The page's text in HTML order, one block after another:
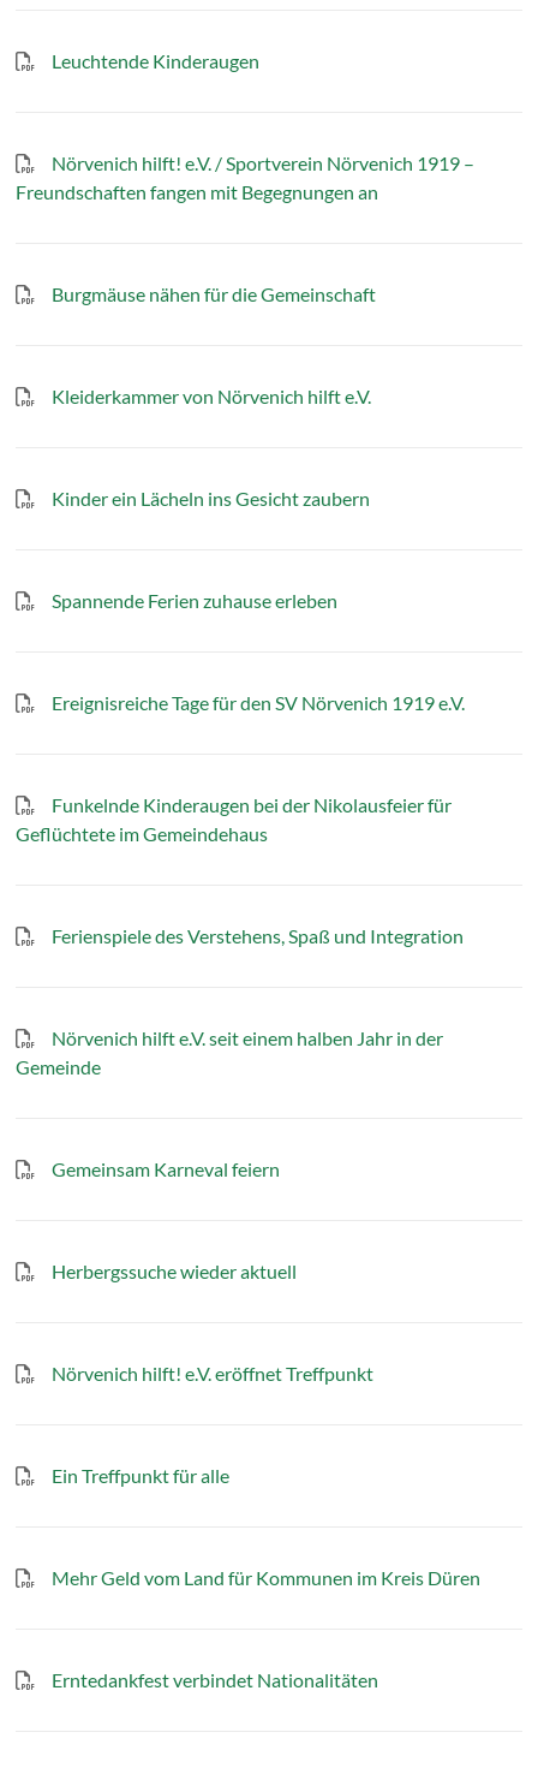
Leuchtende Kinderaugen
Nörvenich hilft! e.V. / Sportverein Nörvenich 1919 –
Freundschaften fangen mit Begegnungen an
Burgmäuse nähen für die Gemeinschaft
Kleiderkammer von Nörvenich hilft e.V.
Kinder ein Lächeln ins Gesicht zaubern
Spannende Ferien zuhause erleben
Ereignisreiche Tage für den SV Nörvenich 1919 e.V.
Funkelnde Kinderaugen bei der Nikolausfeier für
Geflüchtete im Gemeindehaus
Ferienspiele des Verstehens, Spaß und Integration
Nörvenich hilft e.V. seit einem halben Jahr in der
Gemeinde
Gemeinsam Karneval feiern
Herbergssuche wieder aktuell
Nörvenich hilft! e.V. eröffnet Treffpunkt
Ein Treffpunkt für alle
Mehr Geld vom Land für Kommunen im Kreis Düren
Erntedankfest verbindet Nationalitäten